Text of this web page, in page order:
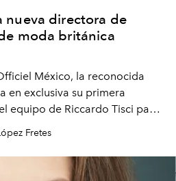
nueva directora de
moda británica
México, la reconocida
en exclusiva su primera
equipo de Riccardo Tisci para
Fretes